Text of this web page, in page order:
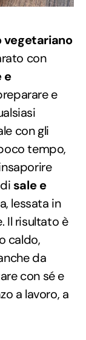
vegetariano
con
e
e
con gli
tempo,
sale e
lessata in
Il risultato è
caldo,
da
con sé e
a lavoro, a